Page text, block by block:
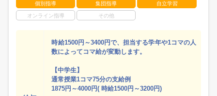
個別指導 集団指導 自立学習
オンライン指導 その他
時給1500円～3400円で、担当する学年や1コマの人
数によってコマ給が変動します。
【中学生】
通常授業1コマ75分の支給例
1875円～4000円( 時給1500円～3200円)